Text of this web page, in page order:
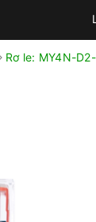
Rơ le: MY4N-